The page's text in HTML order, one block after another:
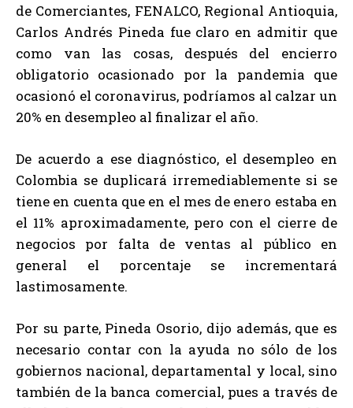
de Comerciantes, FENALCO, Regional Antioquia,
Carlos Andrés Pineda fue claro en admitir que
como van las cosas, después del encierro
obligatorio ocasionado por la pandemia que
ocasionó el coronavirus, podríamos al calzar un
20% en desempleo al finalizar el año.
De acuerdo a ese diagnóstico, el desempleo en
Colombia se duplicará irremediablemente si se
tiene en cuenta que en el mes de enero estaba en
el 11% aproximadamente, pero con el cierre de
negocios por falta de ventas al público en
general el porcentaje se incrementará
lastimosamente.
Por su parte, Pineda Osorio, dijo además, que es
necesario contar con la ayuda no sólo de los
gobiernos nacional, departamental y local, sino
también de la banca comercial, pues a través de